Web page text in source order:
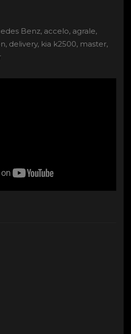
Benz, accelo, agrale,
delivery, kia k2500, master,